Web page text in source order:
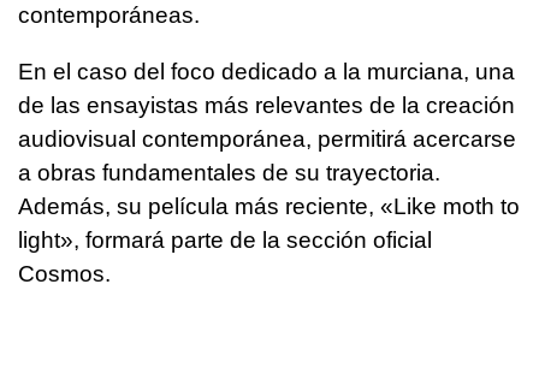
contemporáneas.
En el caso del foco dedicado a la murciana, una
de las ensayistas más relevantes de la creación
audiovisual contemporánea, permitirá acercarse
a obras fundamentales de su trayectoria.
Además, su película más reciente, «Like moth to
light», formará parte de la sección oficial
Cosmos.